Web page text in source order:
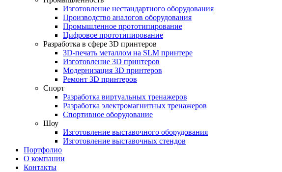
Изготовление нестандартного оборудования
Производство аналогов оборудования
Промышленное прототипирование
Цифровое прототипирование
Разработка в сфере 3D принтеров
3D-печать металлом на SLM принтере
Изготовление 3D принтеров
Модернизация 3D принтеров
Ремонт 3D принтеров
Спорт
Разработка виртуальных тренажеров
Разработка электромагнитных тренажеров
Спортивное оборудование
Шоу
Изготовление выставочного оборудования
Изготовление выставочных стендов
Портфолио
О компании
Контакты